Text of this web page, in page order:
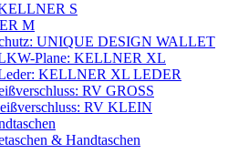
S
M
UNIQUE DESIGN WALLET
Plane: KELLNER XL
KELLNER XL LEDER
RV GROSS
RV KLEIN
& Handtaschen